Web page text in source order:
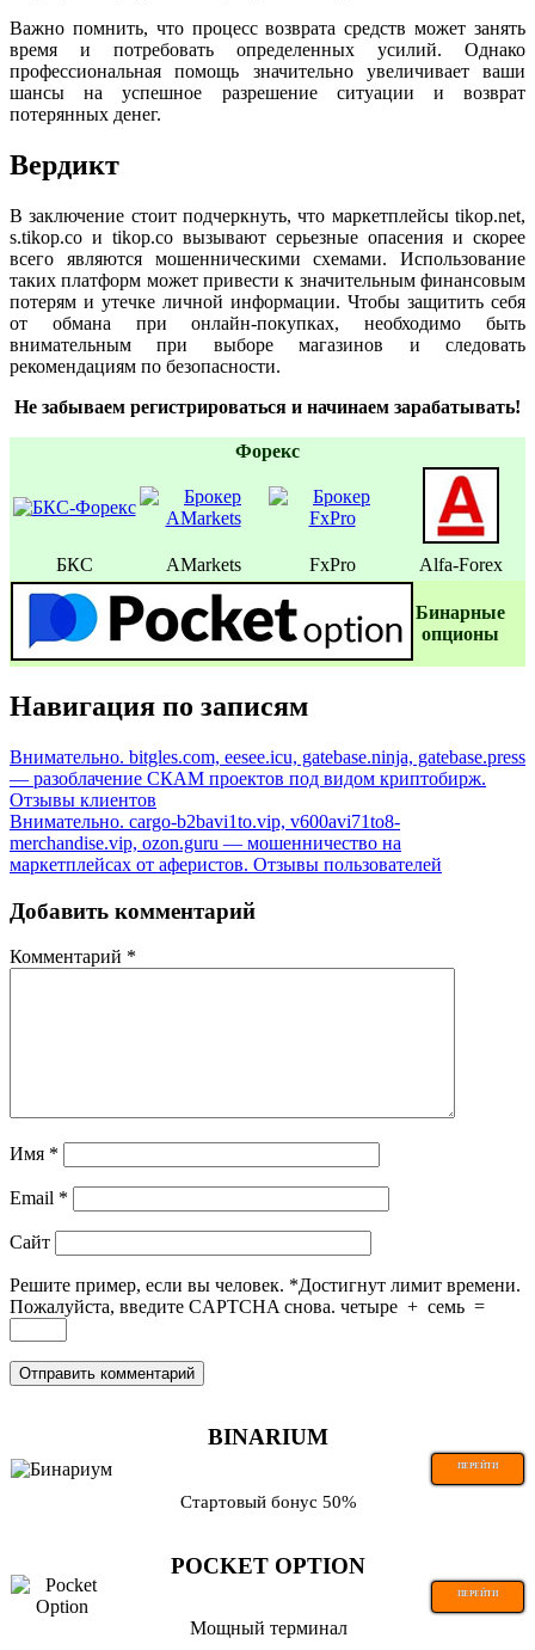
Важно помнить, что процесс возврата средств может занять
время и потребовать определенных усилий. Однако
профессиональная помощь значительно увеличивает ваши
шансы на успешное разрешение ситуации и возврат
потерянных денег.
Вердикт
В заключение стоит подчеркнуть, что маркетплейсы tikop.net,
s.tikop.co и tikop.co вызывают серьезные опасения и скорее
всего являются мошенническими схемами. Использование
таких платформ может привести к значительным финансовым
потерям и утечке личной информации. Чтобы защитить себя
от обмана при онлайн-покупках, необходимо быть
внимательным при выборе магазинов и следовать
рекомендациям по безопасности.
Не забываем регистрироваться и начинаем зарабатывать!
Форекс
БКС AMarkets FxPro Alfa-Forex
Бинаpные
oпционы
Навигация по записям
Внимательно. bitgles.com, eesee.icu, gatebase.ninja, gatebase.press
— разоблачение СКАМ проектов под видом криптобирж.
Отзывы клиентов
Внимательно. cargo-b2bavi1to.vip, v600avi71to8-
merchandise.vip, ozon.guru — мошенничество на
маркетплейсах от аферистов. Отзывы пользователей
Добавить комментарий
Комментарий *
Имя *
Email *
Сайт
Решите пример, если вы человек. *Достигнут лимит времени.
Пожалуйста, введите CAPTCHA снова. четыре + семь =
BINARIUM
ПЕРЕЙТИ
Стартовый бонус 50%
POCKET OPTION
ПЕРЕЙТИ
Мощный терминал